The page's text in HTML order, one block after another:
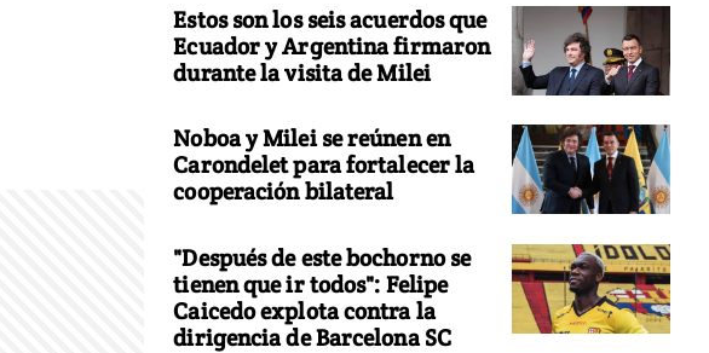
Estos son los seis acuerdos que
Ecuador y Argentina firmaron
durante la visita de Milei
Noboa y Milei se reúnen en
Carondelet para fortalecer la
cooperación bilateral
"Después de este bochorno se
tienen que ir todos": Felipe
Caicedo explota contra la
dirigencia de Barcelona SC